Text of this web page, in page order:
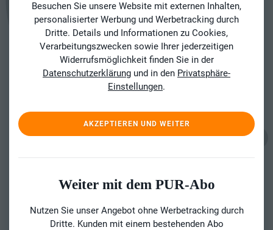
Besuchen Sie unsere Website mit externen Inhalten,
personalisierter Werbung und Werbetracking durch
Dritte. Details und Informationen zu Cookies,
Verarbeitungszwecken sowie Ihrer jederzeitigen
Widerrufsmöglichkeit finden Sie in der
Datenschutzerklärung und in den Privatsphäre-
Einstellungen.
AKZEPTIEREN UND WEITER
Weiter mit dem PUR-Abo
Nutzen Sie unser Angebot ohne Werbetracking durch
Dritte. Kunden mit einem bestehenden Abo